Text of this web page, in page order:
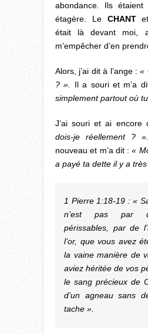
abondance. Ils
étagère. Le CHANT
était là devant moi,
m’empêcher d’en
Alors, j’ai dit à l’ange :«
? ».
Il a souri et m’a
simplement partout où tu
J’ai souri et ai encore
dois-je réellement ? ».
nouveau et m’a dit :«
a payé ta dette il y a très
1 Pierre 1:18-19 : «
n’est pas par
périssables, par de
l’or, que vous avez
la vaine manière de
aviez héritée de vos
le sang précieux de
d’un agneau sans
tache ».